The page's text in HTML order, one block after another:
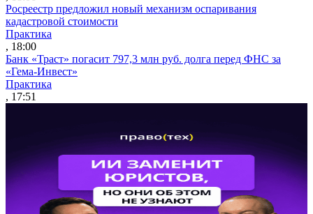
Росреестр предложил новый механизм оспаривания
кадастровой стоимости
Практика
, 18:00
Банк «Траст» погасит 797,3 млн руб. долга перед ФНС за
«Гема-Инвест»
Практика
, 17:51